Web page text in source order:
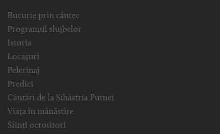
Bucurie prin cântec
Programul slujbelor
Istoria
Locașuri
Pelerinaj
Predici
Cântări de la Sihăstria Putnei
Viața în mănăstire
Sfinți ocrotitori